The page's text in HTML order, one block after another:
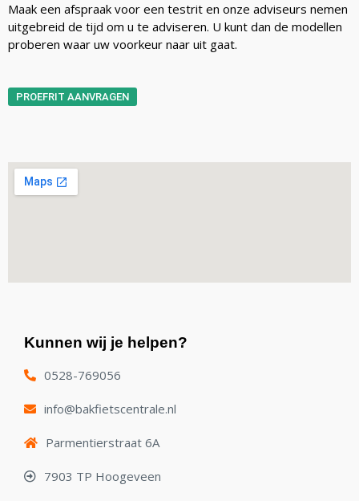
Maak een afspraak voor een testrit en onze adviseurs nemen
uitgebreid de tijd om u te adviseren. U kunt dan de modellen
proberen waar uw voorkeur naar uit gaat.
PROEFRIT AANVRAGEN
Kunnen wij je helpen?
0528-769056
info@bakfietscentrale.nl
Parmentierstraat 6A
7903 TP Hoogeveen